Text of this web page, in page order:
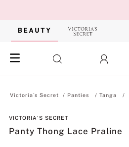
Panties Tanga
VICTORIA'S SECRET
Panty Thong Lace Praline